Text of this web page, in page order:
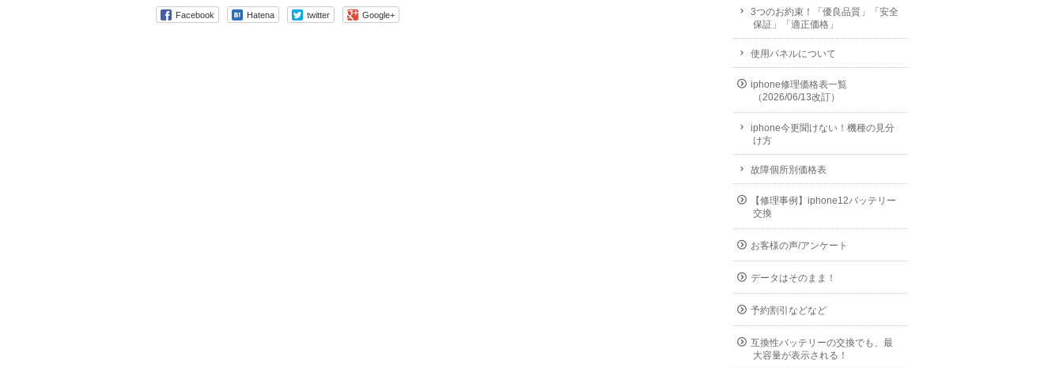
Facebook Hatena twitter Google+
3つのお約束！「優良品質」「安全
保証」「適正価格」
使用パネルについて
iphone修理価格表一覧
（2026/06/13改訂）
iphone今更聞けない！機種の見分
け方
故障個所別価格表
【修理事例】iphone12バッテリー
交換
お客様の声/アンケート
データはそのまま！
予約割引などなど
互換性バッテリーの交換でも、最
大容量が表示される！